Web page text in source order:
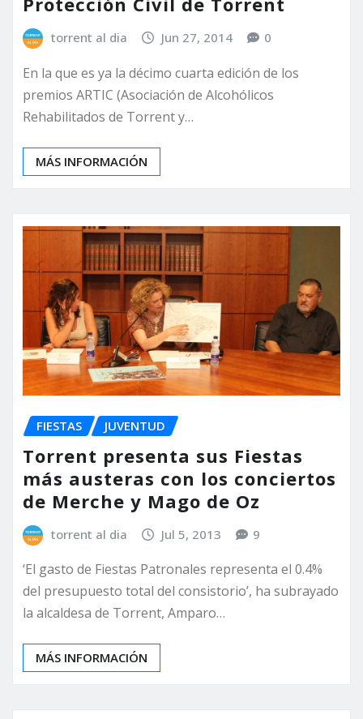
torrent al dia Jun 27, 2014 0
En la que es ya la décimo cuarta edición de los
premios ARTIC (Asociación de Alcohólicos
Rehabilitados de Torrent y…
MÁS INFORMACIÓN
FIESTAS JUVENTUD
Torrent presenta sus Fiestas
más austeras con los conciertos
de Merche y Mago de Oz
torrent al dia Jul 5, 2013 9
‘El gasto de Fiestas Patronales representa el 0.4%
del presupuesto total del consistorio’, ha subrayado
la alcaldesa de Torrent, Amparo…
MÁS INFORMACIÓN